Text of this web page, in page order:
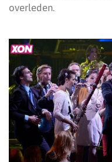
overleden.